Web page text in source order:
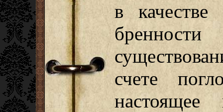
в качестве
счете